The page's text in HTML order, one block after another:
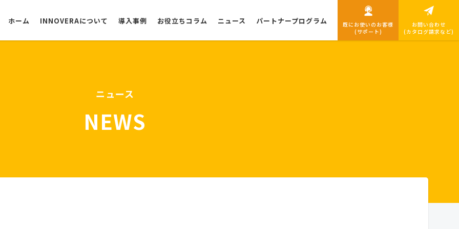
ホーム INNOVERAについて 導入事例 お役立ちコラム ニュース パートナープログラム
既にお使いのお客様
(サポート)
お問い合わせ
(カタログ請求など)
ニュース
NEWS